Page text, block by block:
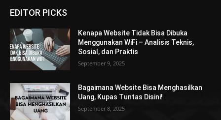
EDITOR PICKS
Kenapa Website Tidak Bisa Dibuka
Menggunakan WiFi – Analisis Teknis,
Sosial, dan Praktis
September 9, 2025
Bagaimana Website Bisa Menghasilkan
Uang, Kupas Tuntas Disini!
September 8, 2025